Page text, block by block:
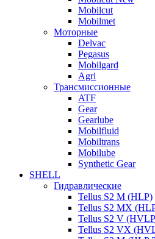
Mobilcut
Mobilmet
Моторные
Delvac
Pegasus
Mobilgard
Agri
Трансмиссионные
ATF
Gear
Gearlube
Mobilfluid
Mobiltrans
Mobilube
Synthetic Gear
SHELL
Гидравлические
Tellus S2 M (HLP)
Tellus S2 MХ
Tellus S2 V
Tellus S2 VX